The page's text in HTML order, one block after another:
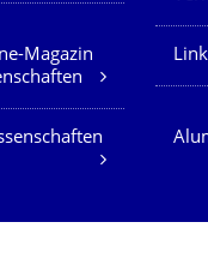
Magazin